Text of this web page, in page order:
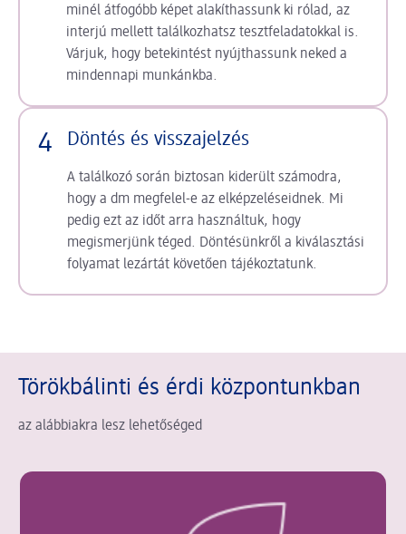
minél átfogóbb képet alakíthassunk ki rólad, az
interjú mellett találkozhatsz tesztfeladatokkal is.
Várjuk, hogy betekintést nyújthassunk neked a
mindennapi munkánkba.
4 Döntés és visszajelzés
A találkozó során biztosan kiderült számodra,
hogy a dm megfelel-e az elképzeléseidnek. Mi
pedig ezt az időt arra használtuk, hogy
megismerjünk téged. Döntésünkről a kiválasztási
folyamat lezártát követően tájékoztatunk.
Törökbálinti és érdi központunkban
az alábbiakra lesz lehetőséged